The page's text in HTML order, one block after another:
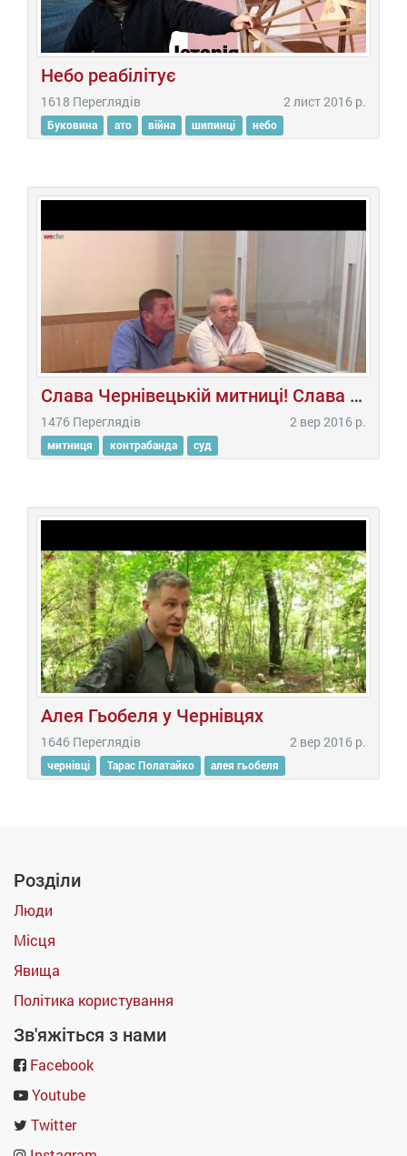
Небо реабілітує
1618 Переглядів 2 лист 2016 р.
Буковина ато війна шипинці небо
Слава Чернівецькій митниці! Слава Салагору!
1476 Переглядів 2 вер 2016 р.
митниця контрабанда суд
Алея Гьобеля у Чернівцях
1646 Переглядів 2 вер 2016 р.
чернівці Тарас Полатайко алея гьобеля
Розділи
Люди
Місця
Явища
Політика користування
Зв'яжіться з нами
Facebook
Youtube
Twitter